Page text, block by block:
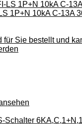
1P+N 10kA C-13A
für Sie bestellt und